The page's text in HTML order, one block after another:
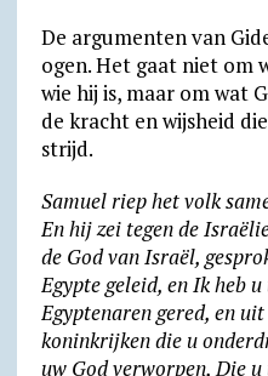
De argumenten van
ogen. Het gaat niet om
wie hij is, maar om wat
de kracht en wijsheid
strijd.
Samuel riep het volk
En hij zei tegen de
de God van Israël,
Egypte geleid, en Ik heb
Egyptenaren gered, en
koninkrijken die u
uw God verworpen, Die